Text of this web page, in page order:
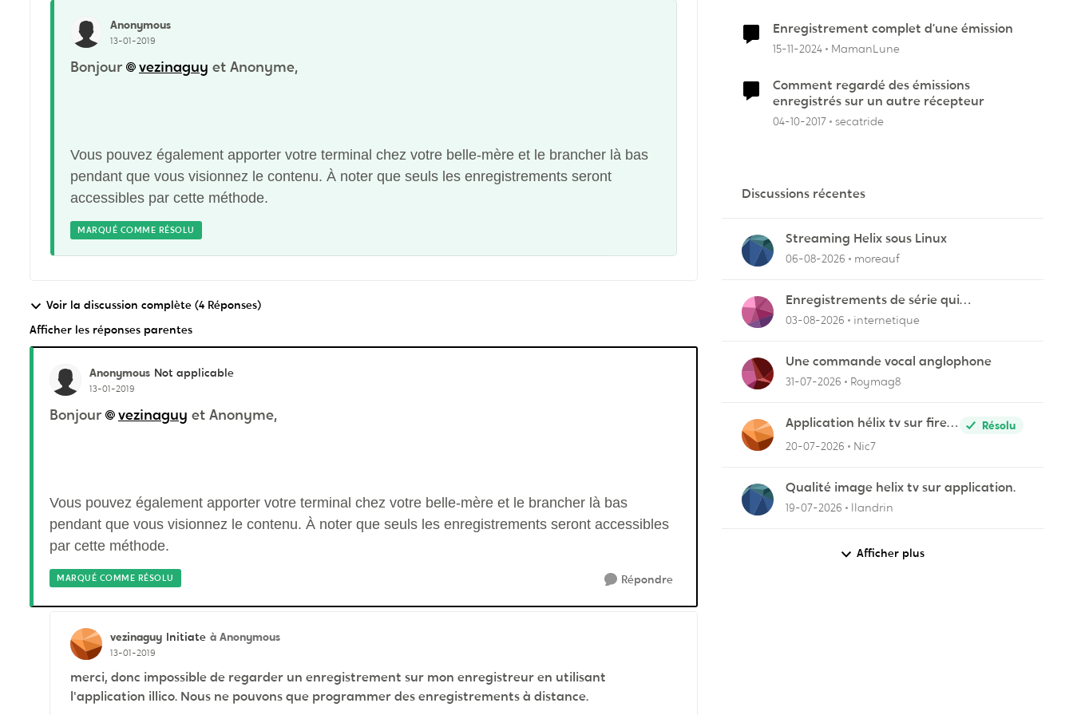
Anonymous
13-01-2019
Bonjour vezinaguy et Anonyme,
Vous pouvez également apporter votre terminal chez votre belle-mère et le brancher là bas
pendant que vous visionnez le contenu. À noter que seuls les enregistrements seront
accessibles par cette méthode.
MARQUÉ COMME RÉSOLU
Voir la discussion complète (4 Réponses)
Afficher les réponses parentes
Anonymous Not applicable
13-01-2019
Bonjour vezinaguy et Anonyme,
Vous pouvez également apporter votre terminal chez votre belle-mère et le brancher là bas
pendant que vous visionnez le contenu. À noter que seuls les enregistrements seront accessibles
par cette méthode.
MARQUÉ COMME RÉSOLU Répondre
vezinaguy Initiate à Anonymous
13-01-2019
merci, donc impossible de regarder un enregistrement sur mon enregistreur en utilisant
l'application illico. Nous ne pouvons que programmer des enregistrements à distance.
Enregistrement complet d’une émission
15-11-2024 MamanLune
Comment regardé des émissions
enregistrés sur un autre récepteur
04-10-2017 secatride
Discussions récentes
Streaming Helix sous Linux
06-08-2026 moreauf
Enregistrements de série qui
cafouillent
03-08-2026 internetique
Une commande vocal anglophone
31-07-2026 Roymag8
Application hélix tv sur fire
stick
Résolu
20-07-2026
Nic7
Qualité image helix tv sur application.
19-07-2026 llandrin
Afficher plus